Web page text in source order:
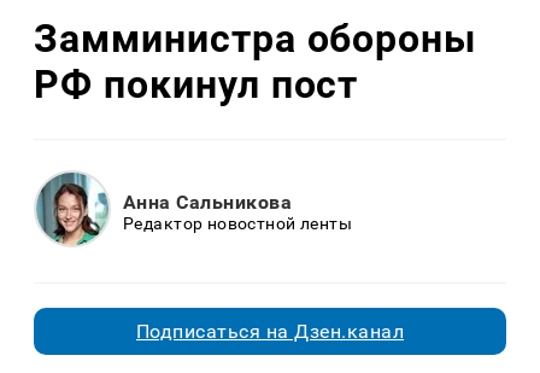
Замминистра обороны
РФ покинул пост
Анна Сальникова
Редактор новостной ленты
Подписаться на Дзен.канал